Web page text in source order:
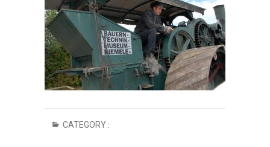
CATEGORY :